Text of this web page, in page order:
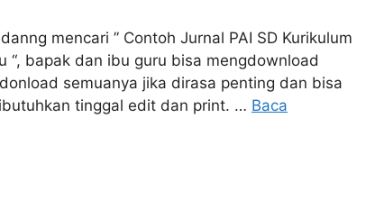
mencari ” Contoh Jurnal PAI SD Kurikulum
“, bapak dan ibu guru bisa mengdownload
semuanya jika dirasa penting dan bisa
tinggal edit dan print. … Baca